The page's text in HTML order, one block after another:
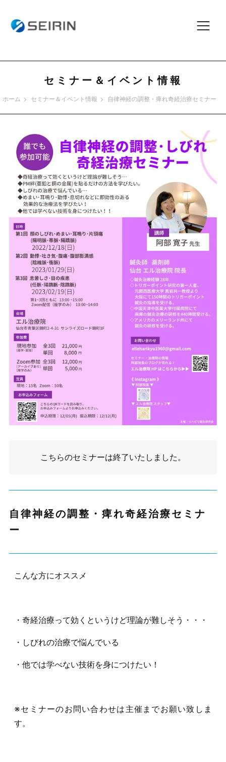
セミナー＆イベント情報
ホーム セミナー＆イベント情報 自律神経の調整・痺れ奇経治療セミナー
こちらのセミナーは終了いたしました。
自律神経の調整・痺れ奇経治療セミナ
ー
こんな方にオススメ
・奇経治療って効くというけど理論が難しそう・・・
・しびれの治療で悩んでいる
・他では学べない技術を身につけたい！
※セミナーのお問い合わせは主催までお願い致しま
す。